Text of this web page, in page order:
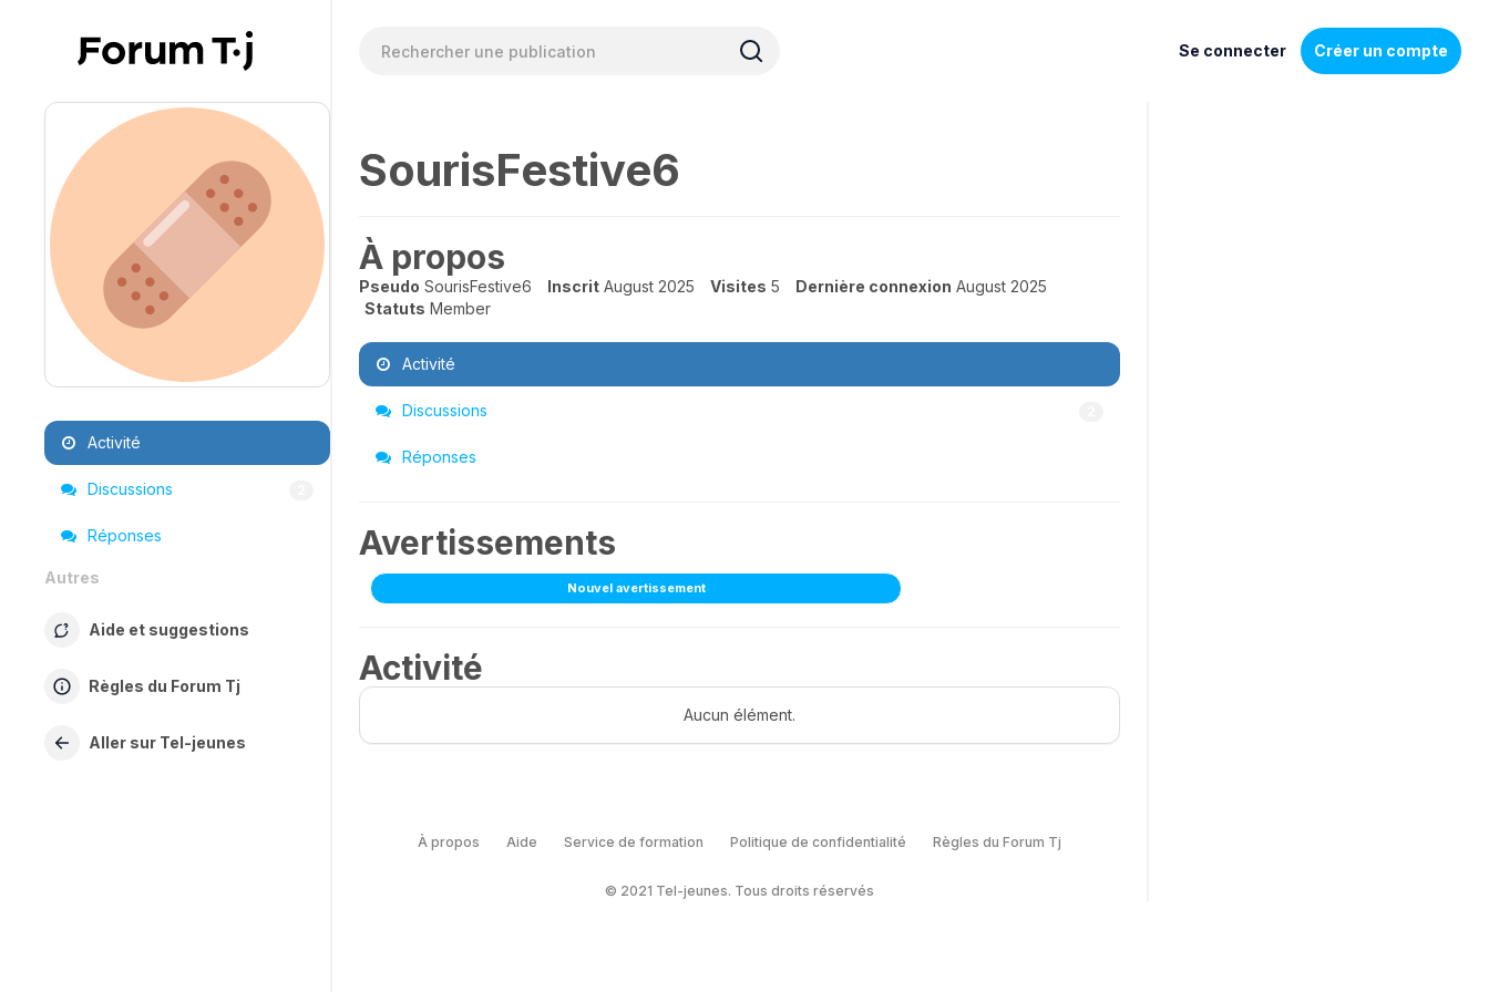
Se connecter Créer un compte
Activité
Discussions
Réponses
Autres
Aide et suggestions
Règles du Forum Tj
Aller sur Tel-jeunes
SourisFestive6
À propos
Pseudo SourisFestive6 Inscrit August 2025 Visites 5 Dernière connexion August 2025
Statuts Member
Activité
Discussions
Réponses
Avertissements
Nouvel avertissement
Activité
Aucun élément.
À propos Aide Service de formation Politique de confidentialité Règles du Forum Tj
© 2021 Tel-jeunes. Tous droits réservés